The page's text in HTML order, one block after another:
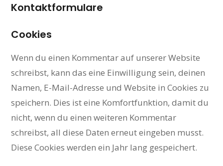
Kontaktformulare
Cookies
Wenn du einen Kommentar auf unserer Website
schreibst, kann das eine Einwilligung sein, deinen
Namen, E-Mail-Adresse und Website in Cookies zu
speichern. Dies ist eine Komfortfunktion, damit du
nicht, wenn du einen weiteren Kommentar
schreibst, all diese Daten erneut eingeben musst.
Diese Cookies werden ein Jahr lang gespeichert.